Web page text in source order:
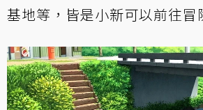
基地等，皆是小新可以前往冒